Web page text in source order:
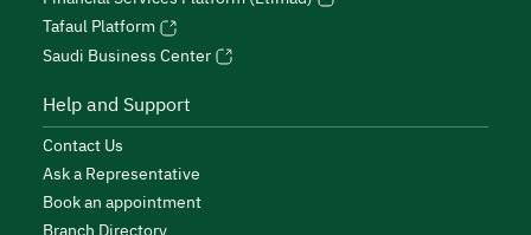
Tafaul Platform
Saudi Business Center
Help and Support
Contact Us
Ask a Representative
Book an appointment